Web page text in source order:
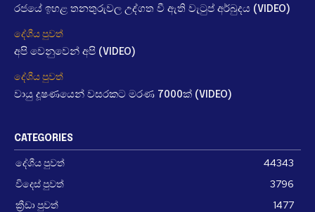
රජයේ ඉහළ තනතුරුවල උද්ගත වී ඇති වැටුප් අර්බුදය (VIDEO)
දේශීය පුවත්
අපි වෙනුවෙන් අපි (VIDEO)
දේශීය පුවත්
වායු දූෂණයෙන් වසරකට මරණ 7000ක් (VIDEO)
CATEGORIES
දේශීය පුවත්
44343
විදෙස් පුවත්
3796
ක්‍රීඩා පුවත්
1477